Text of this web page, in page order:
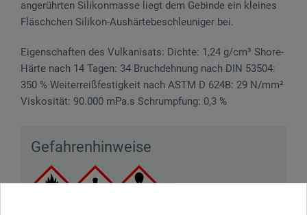
angerührten Silikonmasse liegt dem Gebinde ein kleines
Fläschchen Silikon-Aushärtebeschleuniger bei.
Eigenschaften des Vulkanisats: Dichte: 1,24 g/cm³ Shore-
Härte nach 14 Tagen: 34 Bruchdehnung nach DIN 53504:
350 % Weiterreißfestigkeit nach ASTM D 624B: 29 N/mm²
Viskosität: 90.000 mPa.s Schrumpfung: 0,3 %
Gefahrenhinweise